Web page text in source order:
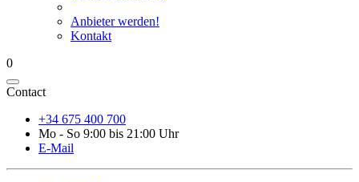
Anbieter werden!
Kontakt
0
Contact
+34 675 400 700
Mo - So 9:00 bis 21:00 Uhr
E-Mail